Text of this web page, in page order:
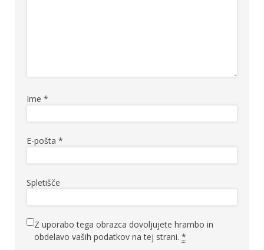
Ime *
E-pošta *
Spletišče
Z uporabo tega obrazca dovoljujete hrambo in
obdelavo vaših podatkov na tej strani. *